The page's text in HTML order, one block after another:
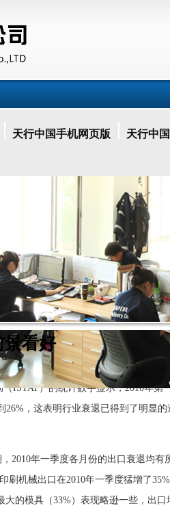
天行中国手机网页版 天行中
景看好
）的统计数字显示，2010年第
，这表明行业衰退已得到了明显的
2010年一季度各月份的出口衰退均有
刷机械出口在2010年一季度猛增了
的模具（33%）表现略逊一些，出口